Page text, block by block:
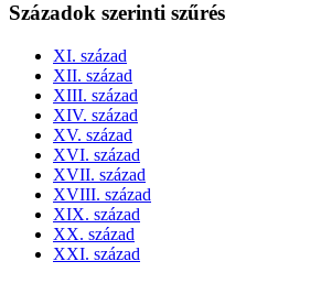
Századok szerinti szűrés
XI. század
XII. század
XIII. század
XIV. század
XV. század
XVI. század
XVII. század
XVIII. század
XIX. század
XX. század
XXI. század